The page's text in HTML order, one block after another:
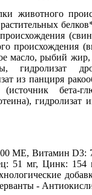
животного
происхождения
масло, рыбий
гидролизат
из панциря
бета-
гидролизат
ME, Витамин D3:
51 мг, Цинк: 154
-